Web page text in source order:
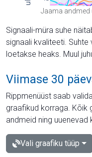
Jaama andmed
Signaali-müra suhe
signaali kvaliteeti.
loetakse heaks. Muul
Viimase 30
Rippmenüüst saab
graafikud korraga. Kõik
andmeid ning uuenevad
Vali graafiku tüüp